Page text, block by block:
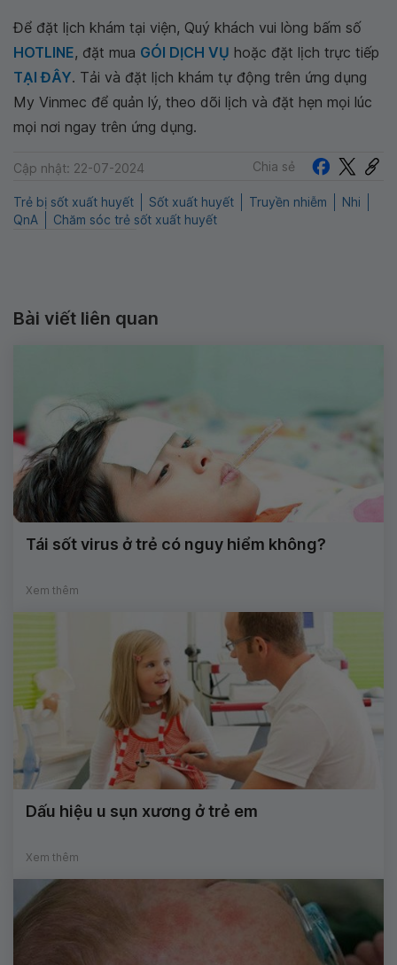
Để đặt lịch khám tại viện, Quý khách vui lòng bấm số
HOTLINE, đặt mua GÓI DỊCH VỤ hoặc đặt lịch trực tiếp
TẠI ĐÂY. Tải và đặt lịch khám tự động trên ứng dụng
My Vinmec để quản lý, theo dõi lịch và đặt hẹn mọi lúc
mọi nơi ngay trên ứng dụng.
Cập nhật: 22-07-2024 Chia sẻ
Trẻ bị sốt xuất huyết Sốt xuất huyết Truyền nhiễm
Nhi
QnA
Chăm sóc trẻ sốt xuất huyết
Bài viết liên quan
Tái sốt virus ở trẻ có nguy hiểm không?
Xem thêm
Dấu hiệu u sụn xương ở trẻ em
Xem thêm